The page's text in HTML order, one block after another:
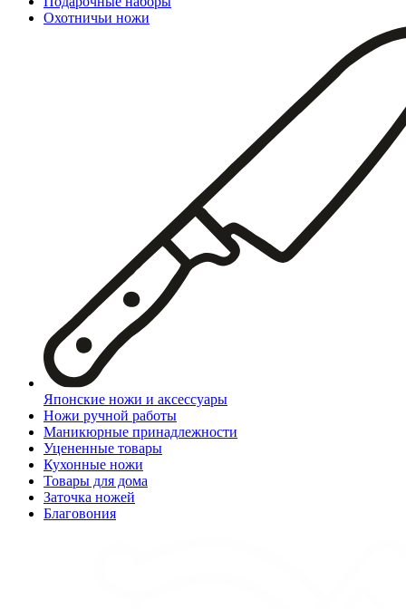
Охотничьи ножи
Японские ножи и аксессуары
Ножи ручной работы
Маникюрные принадлежности
Уцененные товары
Кухонные ножи
Товары для дома
Заточка ножей
Благовония